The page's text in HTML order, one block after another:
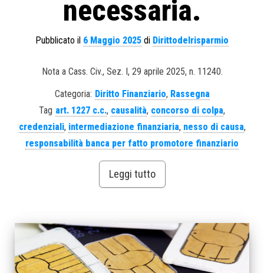
necessaria.
Pubblicato il 6 Maggio 2025 di Dirittodelrisparmio
Nota a Cass. Civ., Sez. I, 29 aprile 2025, n. 11240.
Categoria: Diritto Finanziario, Rassegna
Tag art. 1227 c.c., causalità, concorso di colpa,
credenziali, intermediazione finanziaria, nesso di causa,
responsabilità banca per fatto promotore finanziario
Leggi tutto